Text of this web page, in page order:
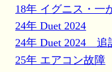
18年 イグニス・一
24年 Duet 2024
24年 Duet 2024 追
25年 エアコン故障